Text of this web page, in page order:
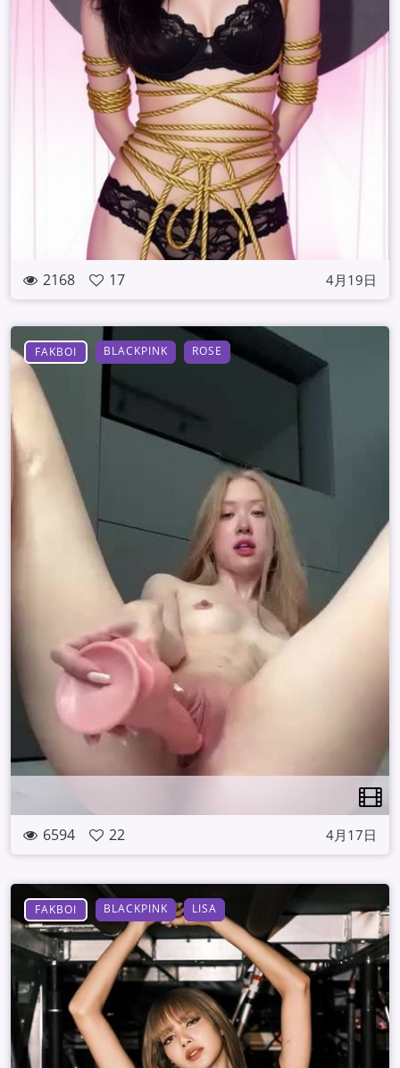
2168 17 4月19日
FAKBOI BLACKPINK ROSE
6594 22 4月17日
FAKBOI BLACKPINK LISA